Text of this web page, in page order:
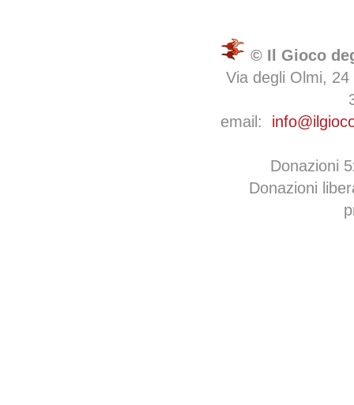
© Il Gioco
Via degli Olmi,
email:
Donazioni
Donazioni